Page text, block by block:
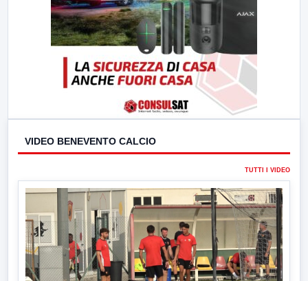
VIDEO BENEVENTO CALCIO
TUTTI I VIDEO